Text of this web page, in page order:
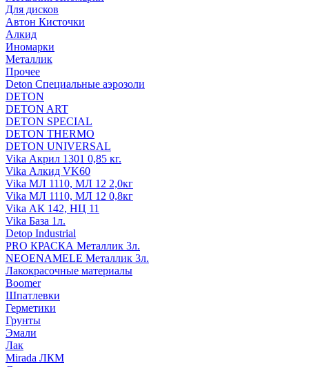
Для дисков
Автон Кисточки
Алкид
Иномарки
Металлик
Прочее
Deton Специальные аэрозоли
DETON
DETON ART
DETON SPECIAL
DETON THERMO
DETON UNIVERSAL
Vika Акрил 1301 0,85 кг.
Vika Алкид VK60
Vika МЛ 1110, МЛ 12 2,0кг
Vika МЛ 1110, МЛ 12 0,8кг
Vika АК 142, НЦ 11
Vika База 1л.
Detop Industrial
PRO КРАСКА Металлик 3л.
NEOENAMELE Металлик 3л.
Лакокрасочные материалы
Boomer
Шпатлевки
Герметики
Грунты
Эмали
Лак
Mirada ЛКМ